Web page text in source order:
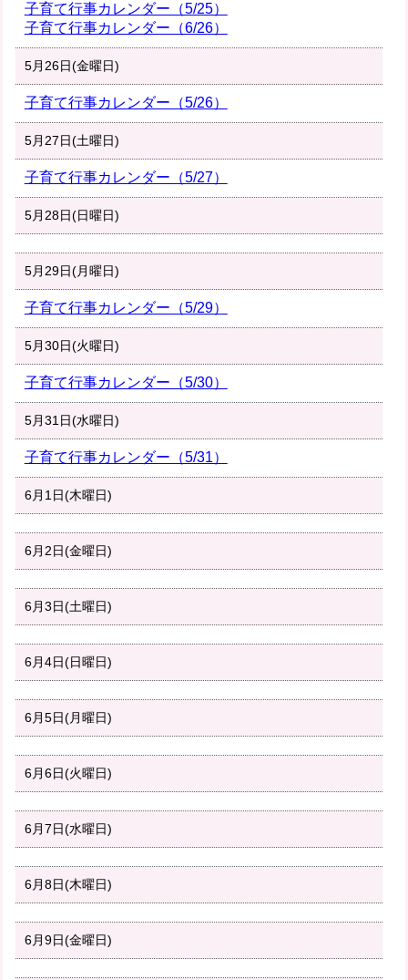
子育て行事カレンダー（5/25）
子育て行事カレンダー（6/26）
5月26日(金曜日)
子育て行事カレンダー（5/26）
5月27日(土曜日)
子育て行事カレンダー（5/27）
5月28日(日曜日)
5月29日(月曜日)
子育て行事カレンダー（5/29）
5月30日(火曜日)
子育て行事カレンダー（5/30）
5月31日(水曜日)
子育て行事カレンダー（5/31）
6月1日(木曜日)
6月2日(金曜日)
6月3日(土曜日)
6月4日(日曜日)
6月5日(月曜日)
6月6日(火曜日)
6月7日(水曜日)
6月8日(木曜日)
6月9日(金曜日)